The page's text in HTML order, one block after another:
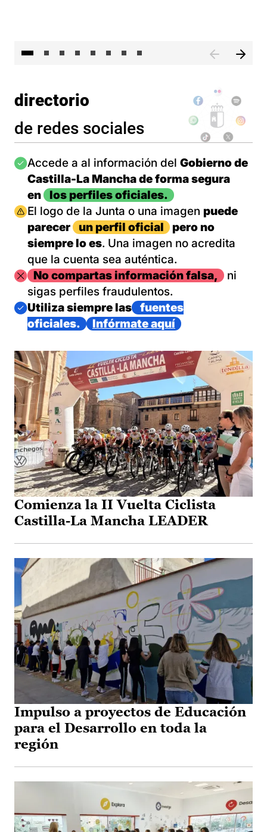
directorio
de redes sociales
Imagen
Accede a al información del Gobierno de
Castilla-La Mancha de forma segura
en
los perfiles oficiales.
Imagen
El logo de la Junta o una imagen puede
parecer
un perfil oficial
pero no
siempre lo es. Una imagen no acredita
que la cuenta sea auténtica.
ImagenNo compartas información falsa,
ni
sigas perfiles fraudulentos.
Imagen
Utiliza siempre las
fuentes
oficiales.
Infórmate aquí
Comienza la II Vuelta Ciclista
Castilla-La Mancha LEADER
Impulso a proyectos de Educación
para el Desarrollo en toda la
región